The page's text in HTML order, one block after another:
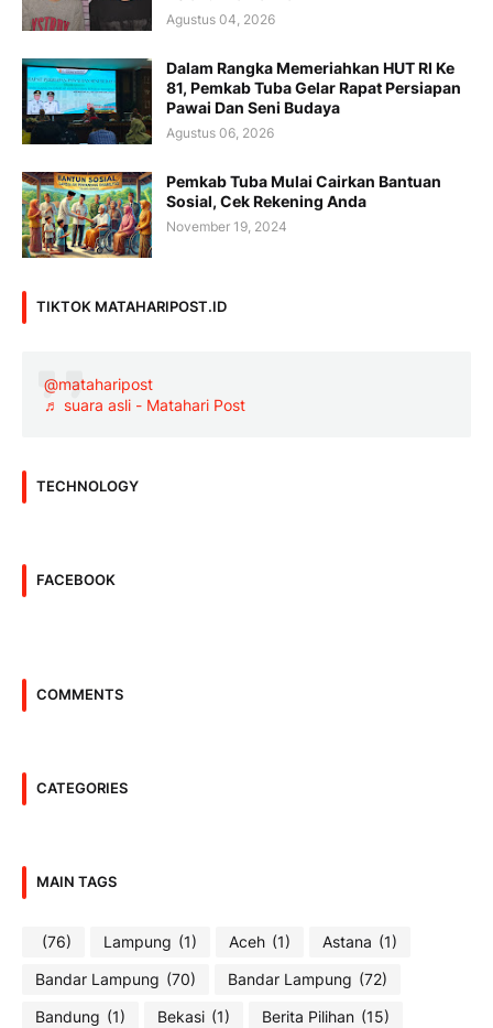
Agustus 04, 2026
Dalam Rangka Memeriahkan HUT RI Ke
81, Pemkab Tuba Gelar Rapat Persiapan
Pawai Dan Seni Budaya
Agustus 06, 2026
Pemkab Tuba Mulai Cairkan Bantuan
Sosial, Cek Rekening Anda
November 19, 2024
TIKTOK MATAHARIPOST.ID
@mataharipost
♬ suara asli - Matahari Post
TECHNOLOGY
FACEBOOK
COMMENTS
CATEGORIES
MAIN TAGS
(76) Lampung (1) Aceh (1) Astana (1)
Bandar Lampung (70) Bandar Lampung (72)
Bandung (1) Bekasi (1) Berita Pilihan (15)